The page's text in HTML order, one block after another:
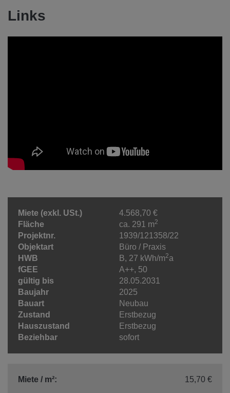
Links
Miete (exkl. USt.)
4.568,70 €
Fläche
ca. 291 m2
Projektnr.
1939/121358/22
Objektart
Büro / Praxis
HWB
B, 27 kWh/m2a
fGEE
A++, 50
gültig bis
28.05.2031
Baujahr
2025
Bauart
Neubau
Zustand
Erstbezug
Hauszustand
Erstbezug
Beziehbar
sofort
Miete / m²: 15,70 €